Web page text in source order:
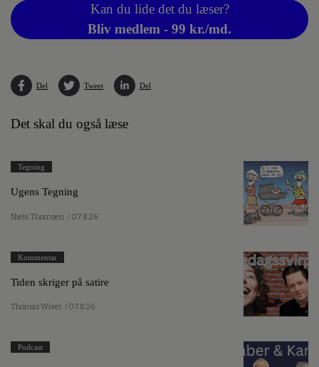
Kan du lide det du læser?
Bliv medlem - 99 kr./md.
Del Tweet Del
Det skal du også læse
Tegning
Ugens Tegning
Niels Thomsen / 07.8.26
Kommentar
Tiden skriger på satire
Thomas Wivel / 07.8.26
Podcast